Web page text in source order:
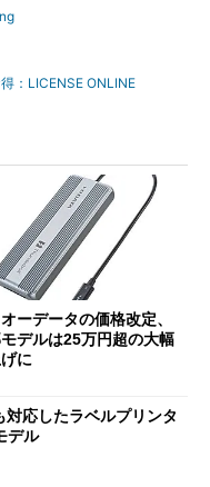
：LICENSE ONLINE
ーデータの価格改定、
デルは25万円超の大幅
に
対応したラベルプリンタ
デル